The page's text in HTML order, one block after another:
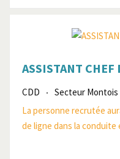
ASSISTANT CHEF
CDD
Secteur
La personne recrutée
de ligne dans la